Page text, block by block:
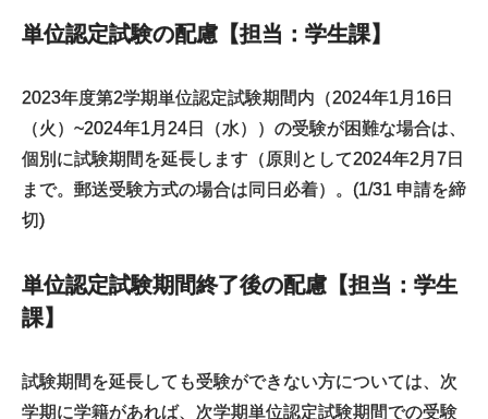
単位認定試験の配慮【担当：学生課】
2023年度第2学期単位認定試験期間内（2024年1月16日
（火）~2024年1月24日（水））の受験が困難な場合は、
個別に試験期間を延長します（原則として2024年2月7日
まで。郵送受験方式の場合は同日必着）。(1/31 申請を締
切)
単位認定試験期間終了後の配慮【担当：学生
課】
試験期間を延長しても受験ができない方については、次
学期に学籍があれば、次学期単位認定試験期間での受験